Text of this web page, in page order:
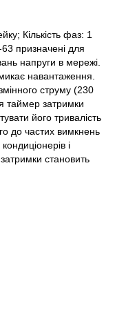
Кількість фаз: 1
призначені для
напруги в мережі.
навантаження.
струму (230
таймер затримки
його тривалість
до частих вимкнень
і
становить